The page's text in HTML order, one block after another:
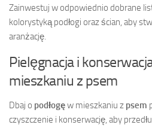
Zainwestuj w odpowiednio dobrane
kolorystyką podłogi oraz ścian, aby
aranżację.
Pielęgnacja i
mieszkaniu z psem
Dbaj o podłogęw mieszkaniu z psem
czyszczenie i konserwację, aby